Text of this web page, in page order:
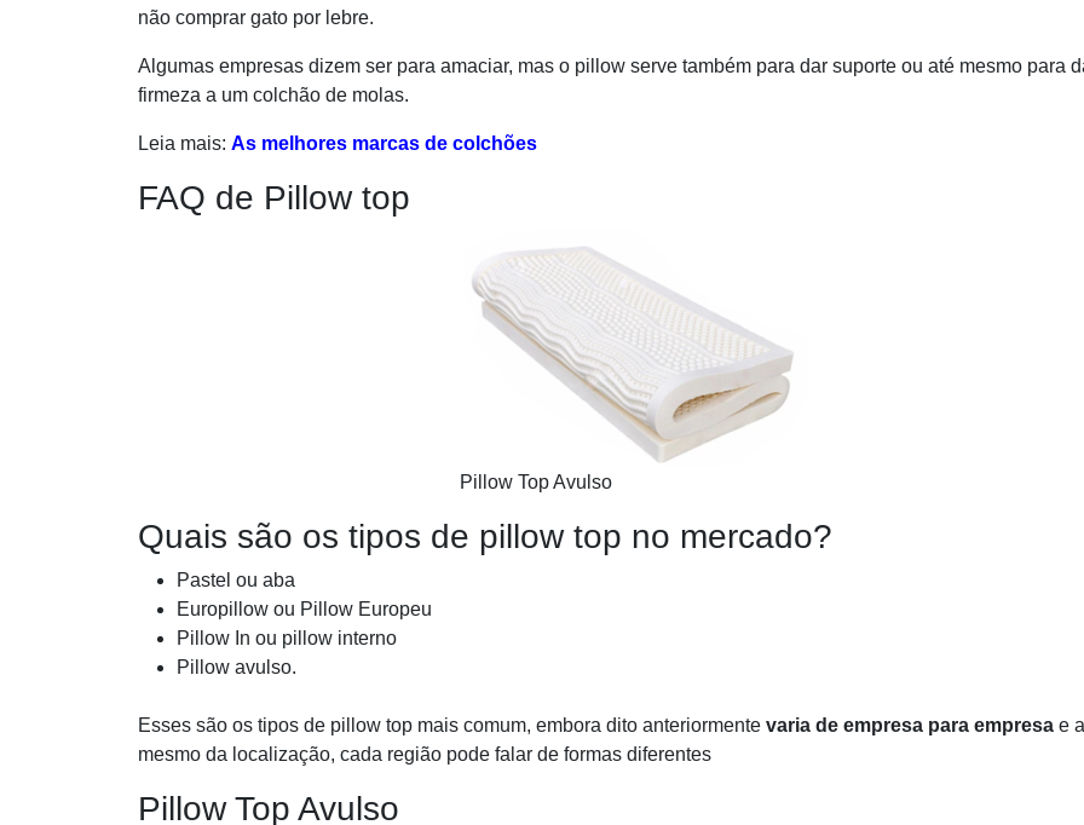
não comprar gato por lebre.
Algumas empresas dizem ser para amaciar, mas o pillow serve também para dar suporte ou até mesmo para
firmeza a um colchão de molas.
Leia mais: As melhores marcas de colchões
FAQ de Pillow top
Pillow Top Avulso
Quais são os tipos de pillow top no mercado?
Pastel ou aba
Europillow ou Pillow Europeu
Pillow In ou pillow interno
Pillow avulso.
Esses são os tipos de pillow top mais comum, embora dito anteriormente varia de empresa para empresa e
mesmo da localização, cada região pode falar de formas diferentes
Pillow Top Avulso